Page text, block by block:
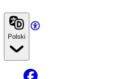
Polski
Facebook